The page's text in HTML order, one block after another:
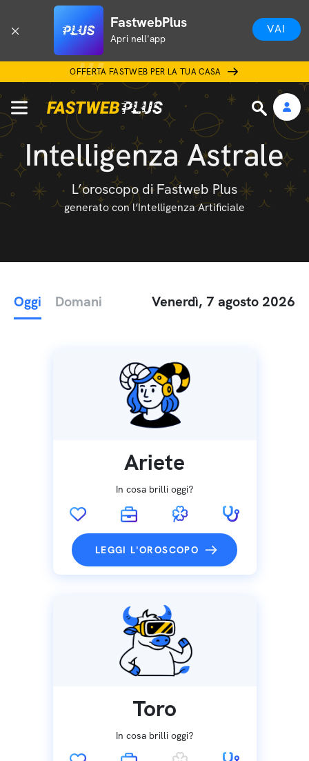
FastwebPlus
Apri nell'app
VAI
OFFERTA FASTWEB PER LA TUA CASA
Intelligenza Astrale
L’oroscopo di Fastweb Plus
generato con l’Intelligenza Artificiale
Oggi Domani Venerdì, 7 agosto 2026
Ariete
In cosa brilli oggi?
LEGGI L'OROSCOPO
Toro
In cosa brilli oggi?